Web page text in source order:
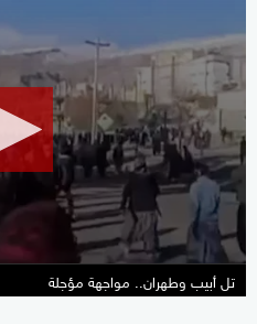
تل أبيب وطهران.. مواجهة مؤجلة